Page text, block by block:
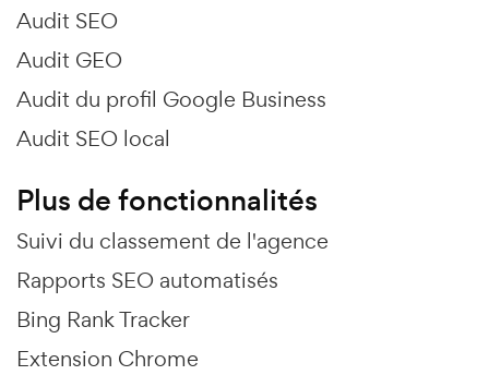
Audit SEO
Audit GEO
Audit du profil Google Business
Audit SEO local
Plus de fonctionnalités
Suivi du classement de l'agence
Rapports SEO automatisés
Bing Rank Tracker
Extension Chrome